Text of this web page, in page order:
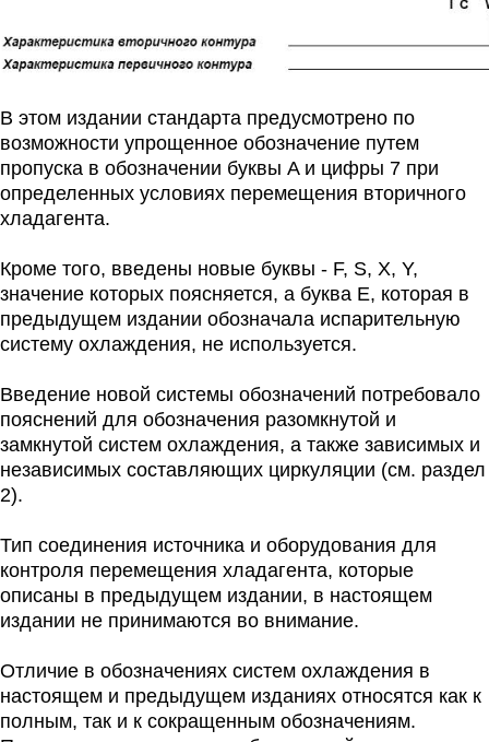
В этом издании стандарта предусмотрено по
возможности упрощенное обозначение путем
пропуска в обозначении буквы A и цифры 7 при
определенных условиях перемещения вторичного
хладагента.
Кроме того, введены новые буквы - F, S, X, Y,
значение которых поясняется, а буква E, которая в
предыдущем издании обозначала испарительную
систему охлаждения, не используется.
Введение новой системы обозначений потребовало
пояснений для обозначения разомкнутой и
замкнутой систем охлаждения, а также зависимых и
независимых составляющих циркуляции (см. раздел
2).
Тип соединения источника и оборудования для
контроля перемещения хладагента, которые
описаны в предыдущем издании, в настоящем
издании не принимаются во внимание.
Отличие в обозначениях систем охлаждения в
настоящем и предыдущем изданиях относятся как к
полным, так и к сокращенным обозначениям.